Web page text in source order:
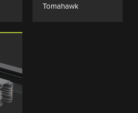
Tomahawk